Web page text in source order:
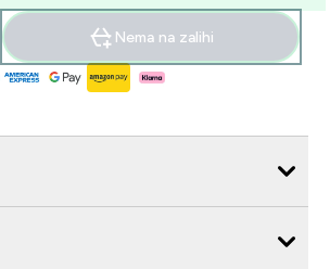
Nema na zalihi